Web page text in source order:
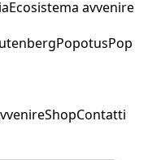
Ecosistema avvenire
PopotusPop
ShopContatti